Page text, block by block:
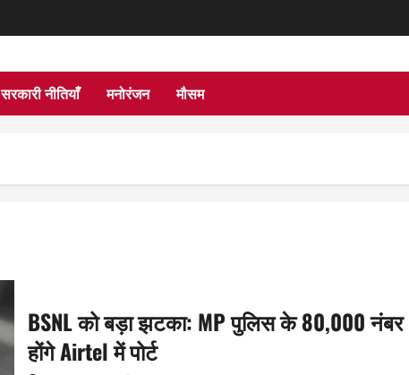
सरकारी नीतियाँ मनोरंजन मौसम
BSNL को बड़ा झटका: MP पुलिस के 80,000 नंबर
होंगे Airtel में पोर्ट